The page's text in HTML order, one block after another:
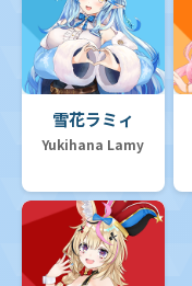
雪花ラミィ
Yukihana Lamy